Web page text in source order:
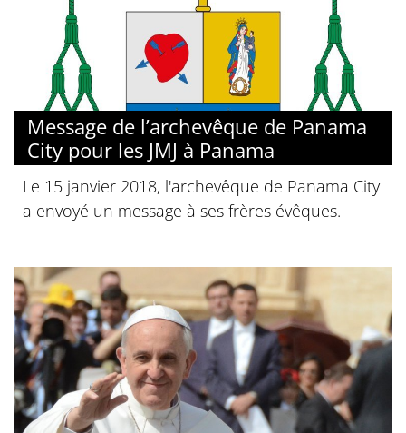
Message de l’archevêque de Panama
City pour les JMJ à Panama
Le 15 janvier 2018, l'archevêque de Panama City
a envoyé un message à ses frères évêques.